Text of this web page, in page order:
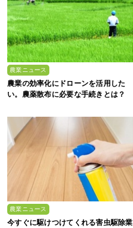
農業ニュース
農業の効率化にドローンを活用した
い。農薬散布に必要な手続きとは？
農業ニュース
今すぐに駆けつけてくれる害虫駆除業